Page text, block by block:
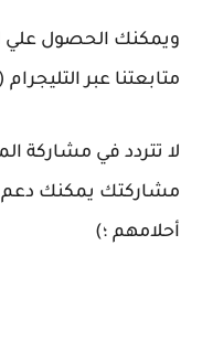
ويمكنك الحصول علي
متابعتنا عبر التليجرام (
لا تتردد في مشاركة
مشاركتك يمكنك دعم
أحلامهم ؛)